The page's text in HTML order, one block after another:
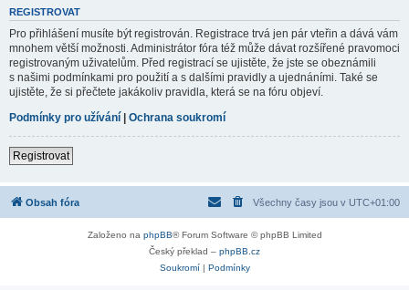
REGISTROVAT
Pro přihlášení musíte být registrován. Registrace trvá jen pár vteřin a dává vám
mnohem větší možnosti. Administrátor fóra též může dávat rozšířené pravomoci
registrovaným uživatelům. Před registrací se ujistěte, že jste se obeznámili
s našimi podmínkami pro použití a s dalšími pravidly a ujednáními. Také se
ujistěte, že si přečtete jakákoliv pravidla, která se na fóru objeví.
Podmínky pro užívání | Ochrana soukromí
Registrovat
Obsah fóra Všechny časy jsou v UTC+01:00
Založeno na phpBB® Forum Software © phpBB Limited
Český překlad – phpBB.cz
Soukromí| Podmínky